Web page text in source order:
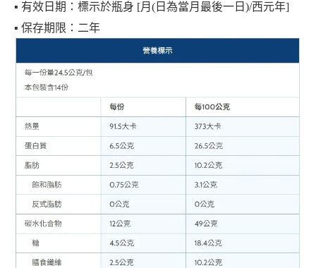
▪︎ 有效日期：標示於瓶身 [月(日為當月最後一日)/西元年]
▪︎ 保存期限：二年